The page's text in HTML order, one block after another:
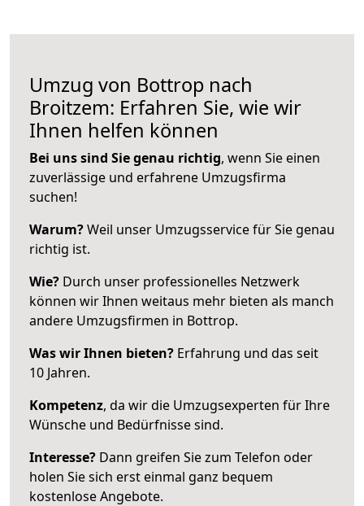
Umzug von Bottrop nach
Broitzem: Erfahren Sie, wie wir
Ihnen helfen können
Bei uns sind Sie genau richtig, wenn Sie einen
zuverlässige und erfahrene Umzugsfirma
suchen!
Warum?Weil unser Umzugsservice für Sie genau
richtig ist.
Wie? Durch unser professionelles Netzwerk
können wir Ihnen weitaus mehr bieten als manch
andere Umzugsfirmen in Bottrop.
Was wir Ihnen bieten? Erfahrung und das seit
10 Jahren.
Kompetenz, da wir die Umzugsexperten für Ihre
Wünsche und Bedürfnisse sind.
Interesse? Dann greifen Sie zum Telefon oder
holen Sie sich erst einmal ganz bequem
kostenlose Angebote.